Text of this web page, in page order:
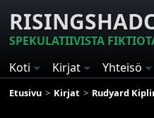
SPEKULATIIVISTA
Koti
Kirjat Yhteisö
Etusivu Kirjat Rudyard